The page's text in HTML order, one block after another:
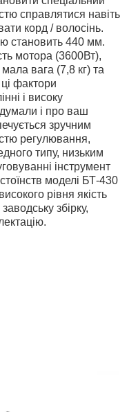
справлятися навіть
корд / волосінь.
становить 440 мм.
мотора (3600Вт),
вага (7,8 кг) та
фактори
і високу
і про ваш
зручним
регулювання,
типу, низьким
інструмент
моделі БТ-430
рівня якість
збірку,